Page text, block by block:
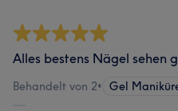
Alles bestens Nägel sehen
Behandelt von 2• Gel